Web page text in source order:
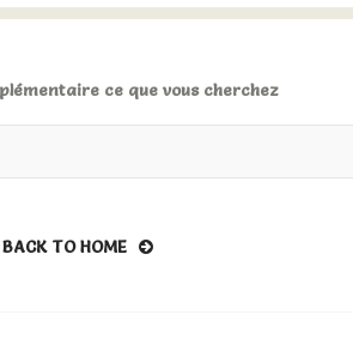
ce que vous cherchez
BACK TO HOME